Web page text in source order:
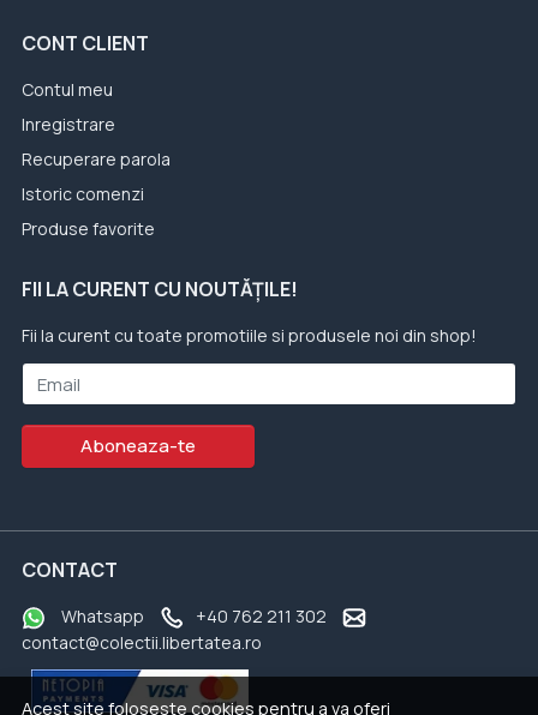
Acest site foloseste cookies pentru a va oferi
CONT CLIENT
Contul meu
Inregistrare
Recuperare parola
Istoric comenzi
Produse favorite
FII LA CURENT CU NOUTĂȚILE!
Fii la curent cu toate promotiile si produsele noi din shop!
Email
Aboneaza-te
CONTACT
Whatsapp
+40 762 211 302
contact@colectii.libertatea.ro